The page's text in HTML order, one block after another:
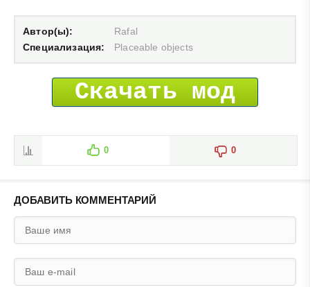
Автор(ы):
Rafal
Специализация:
Placeable objects
Скачать мод
0 0
ДОБАВИТЬ КОММЕНТАРИЙ